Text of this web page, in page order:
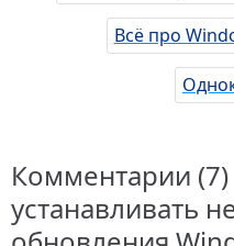
Всё про
Комментарии
устанавливать